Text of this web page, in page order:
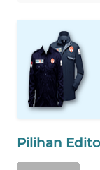
Pilihan
TV
WAHANANEWS
ID
WAHANANEWS
CO ID